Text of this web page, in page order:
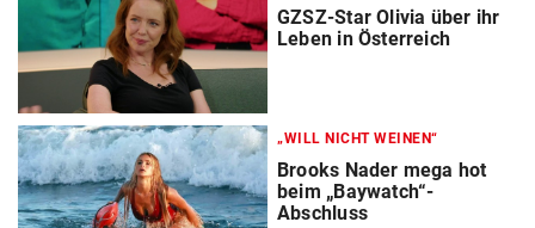
GZSZ-Star Olivia über ihr
Leben in Österreich
„WILL NICHT WEINEN“
Brooks Nader mega hot
beim „Baywatch“-
Abschluss